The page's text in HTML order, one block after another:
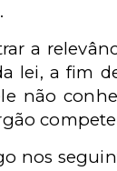
a
lei, a fim
não
nos